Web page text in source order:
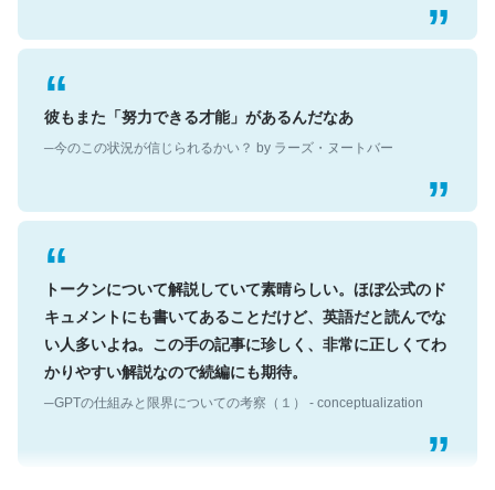
彼もまた「努力できる才能」があるんだなあ
トークンについて解説していて素晴らしい。ほぼ公式のド
キュメントにも書いてあることだけど、英語だと読んでな
い人多いよね。この手の記事に珍しく、非常に正しくてわ
かりやすい解説なので続編にも期待。